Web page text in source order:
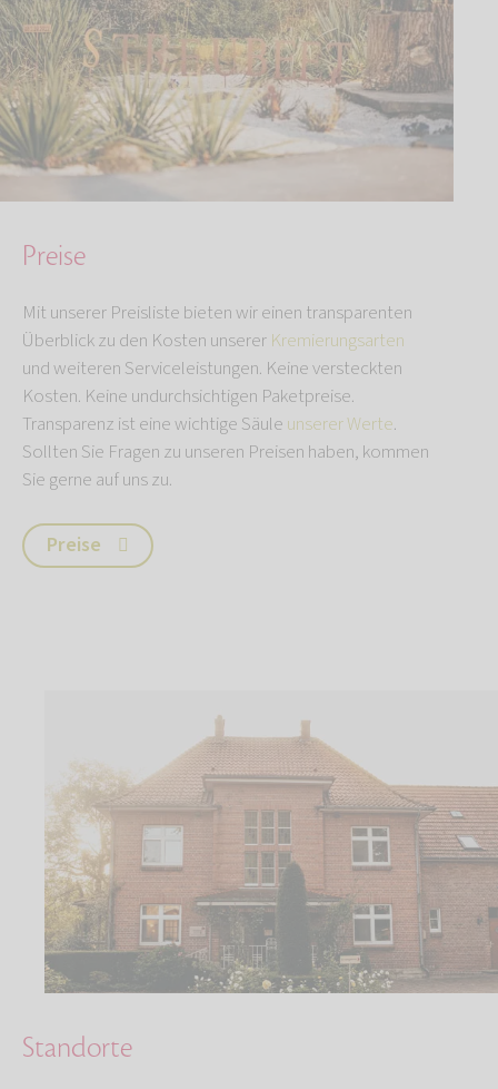
Preise
Mit unserer Preisliste bieten wir einen transparenten
Überblick zu den Kosten unserer Kremierungsarten
und weiteren Serviceleistungen. Keine versteckten
Kosten. Keine undurchsichtigen Paketpreise.
Transparenz ist eine wichtige Säule unserer Werte.
Sollten Sie Fragen zu unseren Preisen haben, kommen
Sie gerne auf uns zu.
Preise
Standorte